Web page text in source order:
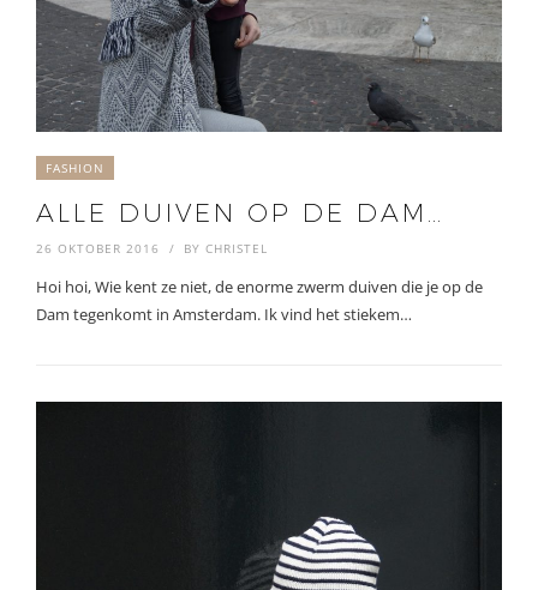
FASHION
ALLE DUIVEN OP DE DAM…
26 OKTOBER 2016 BY CHRISTEL
Hoi hoi, Wie kent ze niet, de enorme zwerm duiven die je op de
Dam tegenkomt in Amsterdam. Ik vind het stiekem…